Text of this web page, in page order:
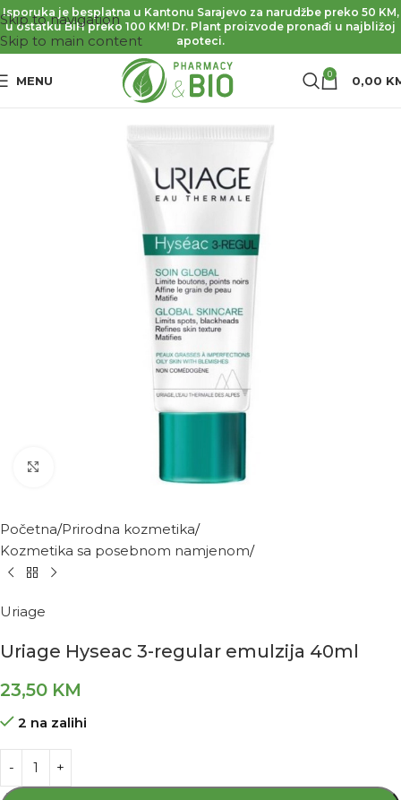
Skip to navigation
Skip to main content
Isporuka je besplatna u Kantonu Sarajevo za narudžbe preko 50 KM,
u ostatku BiH preko 100 KM! Dr. Plant proizvode pronađi u najbližoj
apoteci.
MENU 0 0,00
Početna Prirodna kozmetika
Kozmetika sa posebnom namjenom
Uriage
Uriage Hyseac 3-regular emulzija 40ml
23,50 KM
2 na zalihi